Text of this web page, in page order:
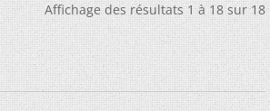
Affichage des résultats 1 à 18 sur 18